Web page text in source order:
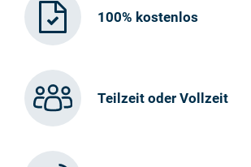
100% kostenlos
Teilzeit oder Vollzeit